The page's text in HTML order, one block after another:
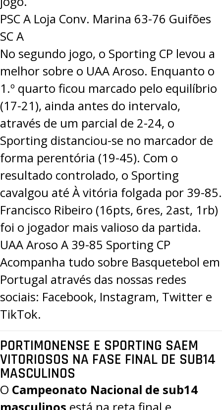
PSC A Loja Conv. Marina 63-76 Guifões
SC A
No segundo jogo, o Sporting CP levou a
melhor sobre o UAA Aroso. Enquanto o
1.º quarto ficou marcado pelo equilíbrio
(17-21), ainda antes do intervalo,
através de um parcial de 2-24, o
Sporting distanciou-se no marcador de
forma perentória (19-45). Com o
resultado controlado, o Sporting
cavalgou até À vitória folgada por 39-85.
Francisco Ribeiro (16pts, 6res, 2ast, 1rb)
foi o jogador mais valioso da partida.
UAA Aroso A 39-85 Sporting CP
Acompanha tudo sobre Basquetebol em
Portugal através das nossas redes
sociais: Facebook, Instagram, Twitter e
TikTok.
PORTIMONENSE E SPORTING SAEM
VITORIOSOS NA FASE FINAL DE SUB14
MASCULINOS
O Campeonato Nacional de sub14
masculinos está na reta final e